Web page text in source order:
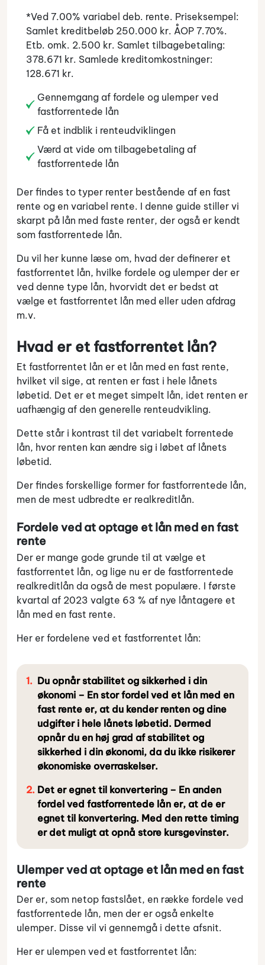
Gennemgang af fordele og ulemper ved
fastforrentede lån
Få et indblik i renteudviklingen
Værd at vide om tilbagebetaling af
fastforrentede lån
*Ved 7.00% variabel deb. rente. Priseksempel:
Samlet kreditbeløb 250.000 kr. ÅOP 7.70%.
Etb. omk. 2.500 kr. Samlet tilbagebetaling:
378.671 kr. Samlede kreditomkostninger:
128.671 kr.
Der findes to typer renter bestående af en fast
rente og en variabel rente. I denne guide stiller vi
skarpt på lån med faste renter, der også er kendt
som fastforrentede lån.
Du vil her kunne læse om, hvad der definerer et
fastforrentet lån, hvilke fordele og ulemper der er
ved denne type lån, hvorvidt det er bedst at
vælge et fastforrentet lån med eller uden afdrag
m.v.
Hvad er et fastforrentet lån?
Et fastforrentet lån er et lån med en fast rente,
hvilket vil sige, at renten er fast i hele lånets
løbetid. Det er et meget simpelt lån, idet renten er
uafhængig af den generelle renteudvikling.
Dette står i kontrast til det variabelt forrentede
lån, hvor renten kan ændre sig i løbet af lånets
løbetid.
Der findes forskellige former for fastforrentede lån,
men de mest udbredte er realkreditlån.
Fordele ved at optage et lån med en fast
rente
Der er mange gode grunde til at vælge et
fastforrentet lån, og lige nu er de fastforrentede
realkreditlån da også de mest populære. I første
kvartal af 2023 valgte 63 % af nye låntagere et
lån med en fast rente.
Her er fordelene ved et fastforrentet lån:
Du opnår stabilitet og sikkerhed i din
økonomi – En stor fordel ved et lån med en
fast rente er, at du kender renten og dine
udgifter i hele lånets løbetid. Dermed
opnår du en høj grad af stabilitet og
sikkerhed i din økonomi, da du ikke risikerer
økonomiske overraskelser.
Det er egnet til konvertering – En anden
fordel ved fastforrentede lån er, at de er
egnet til konvertering. Med den rette timing
er det muligt at opnå store kursgevinster.
Ulemper ved at optage et lån med en fast
rente
Der er, som netop fastslået, en række fordele ved
fastforrentede lån, men der er også enkelte
ulemper. Disse vil vi gennemgå i dette afsnit.
Her er ulempen ved et fastforrentet lån: